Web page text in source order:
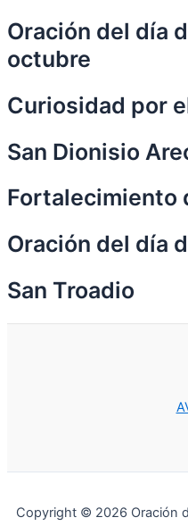
Oración del día
octubre
Curiosidad por
San Dionisio
Fortalecimiento
Oración del día
San Troadio
Copyright © 2026 Oración